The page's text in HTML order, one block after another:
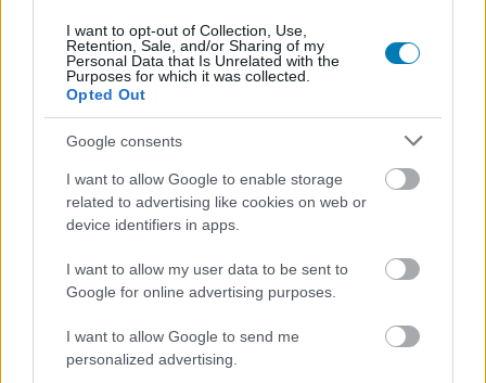
I want to opt-out of Collection, Use,
Retention, Sale, and/or Sharing of my
Personal Data that Is Unrelated with the
Purposes for which it was collected.
Opted Out
Google consents
I want to allow Google to enable storage
related to advertising like cookies on web or
device identifiers in apps.
I want to allow my user data to be sent to
Google for online advertising purposes.
I want to allow Google to send me
personalized advertising.
formájában megvalósított "romantikája" elég "gyerekes"
volt. Ezért is volt annyira lelkes, hogy aThe Witcher 3
viszont végre sikerült
mélységet, amit Andrzej Sapkowski regényeinek
karakterei képviselnek
"A kezdetekkor ez még nagyon éretlen volt"
- mondta Badowski, hozzátéve, hogy a harmadik részben
már sokkal tudatosabban közelítettek a témához. A The
Witcher 3 egyik legnagyobb ereje épp abban rejlik, hogy
kapcsolatát, de érdekes módon ez a szerelmi
háromszög
nem is szerepelt a játék eredeti